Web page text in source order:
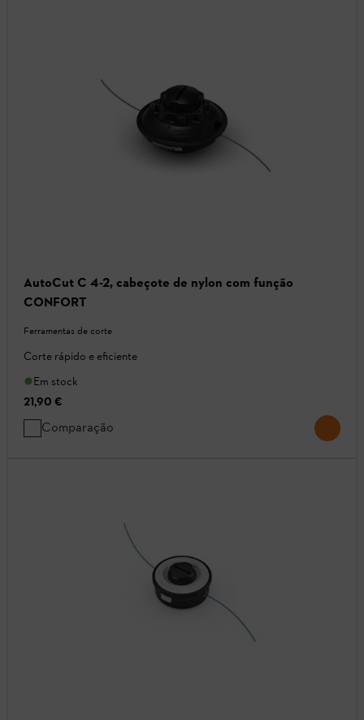
AutoCut C 4-2, cabeçote de nylon com função
CONFORT
Ferramentas de corte
Corte rápido e eficiente
Em stock
21,90 €
Comparação